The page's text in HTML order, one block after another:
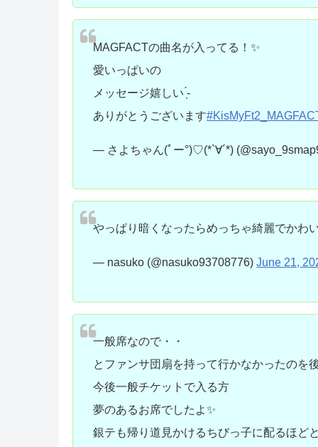
MAGFACTの曲名が入ってる！✨
愛いっぱいの
メッセージ嬉しい ̖́-
ありがとうございます
— さよちゃん(ﾟー°)♡(*`∀´*)
やっぱり暗くなったらめっちゃ綺麗でかわ
— nasuko (@nasuko93708776)June 21,
一般席なので・・
とファンサ団扇を持って行かなかったのを
今後一般チケットで入る方
夢のあるお席でしたよ✨
銀テも帰り道見かけるちびっ子に配るほど